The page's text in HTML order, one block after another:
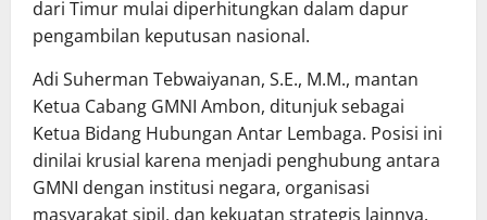
dari Timur mulai diperhitungkan dalam dapur
pengambilan keputusan nasional.
Adi Suherman Tebwaiyanan, S.E., M.M., mantan
Ketua Cabang GMNI Ambon, ditunjuk sebagai
Ketua Bidang Hubungan Antar Lembaga. Posisi ini
dinilai krusial karena menjadi penghubung antara
GMNI dengan institusi negara, organisasi
masyarakat sipil, dan kekuatan strategis lainnya.